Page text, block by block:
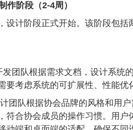
作阶段（2-4周）
设计阶段正式开始。该阶段包
团队根据需求文档，设计系统
要考虑系统的可扩展性、性能
团队根据协会品牌的风格和用
符合协会成员的操作习惯。用